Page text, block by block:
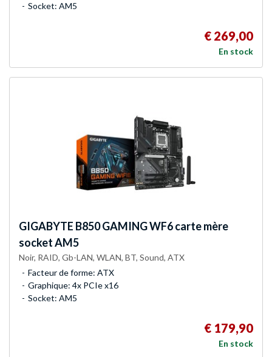
Socket: AM5
€ 269,00
En stock
GIGABYTE B850 GAMING WF6 carte mère
socket AM5
Noir, RAID, Gb-LAN, WLAN, BT, Sound, ATX
Facteur de forme: ATX
Graphique: 4x PCIe x16
Socket: AM5
€ 179,90
En stock